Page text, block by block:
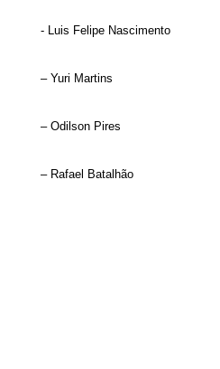
- Luis Felipe Nascimento
– Yuri Martins
– Odilson Pires
– Rafael Batalhão